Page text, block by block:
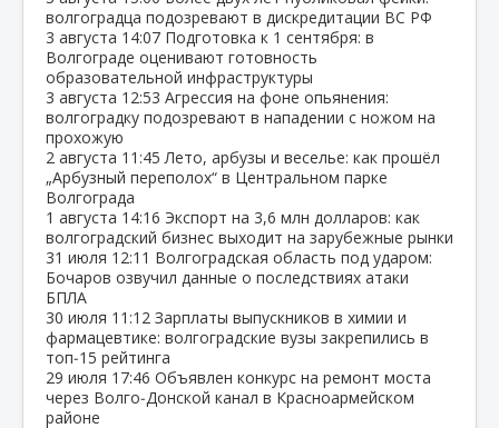
волгоградца подозревают в дискредитации ВС РФ
3 августа 14:07 Подготовка к 1 сентября: в
Волгограде оценивают готовность
образовательной инфраструктуры
3 августа 12:53 Агрессия на фоне опьянения:
волгоградку подозревают в нападении с ножом на
прохожую
2 августа 11:45 Лето, арбузы и веселье: как прошёл
„Арбузный переполох“ в Центральном парке
Волгограда
1 августа 14:16 Экспорт на 3,6 млн долларов: как
волгоградский бизнес выходит на зарубежные рынки
31 июля 12:11 Волгоградская область под ударом:
Бочаров озвучил данные о последствиях атаки
БПЛА
30 июля 11:12 Зарплаты выпускников в химии и
фармацевтике: волгоградские вузы закрепились в
топ‑15 рейтинга
29 июля 17:46 Объявлен конкурс на ремонт моста
через Волго‑Донской канал в Красноармейском
районе